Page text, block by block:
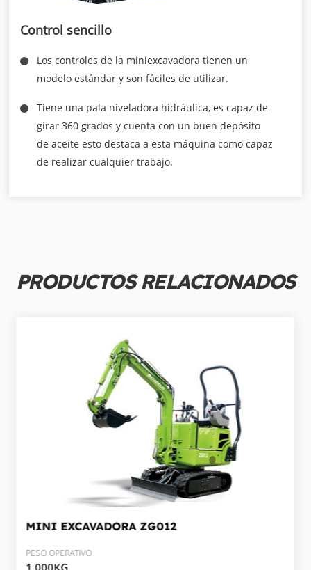
Control sencillo
Los controles de la miniexcavadora tienen un
modelo estándar y son fáciles de utilizar.
Tiene una pala niveladora hidráulica, es capaz de
girar 360 grados y cuenta con un buen depósito
de aceite esto destaca a esta máquina como capaz
de realizar cualquier trabajo.
PRODUCTOS RELACIONADOS
MINI EXCAVADORA ZG012
PESO OPERATIVO